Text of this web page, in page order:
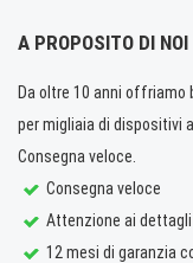
A PROPOSITO DI NOI
Da oltre 10 anni
per migliaia di dispositivi
Consegna veloce.
Consegna veloce
Attenzione ai dettagli
12 mesi di garanzia